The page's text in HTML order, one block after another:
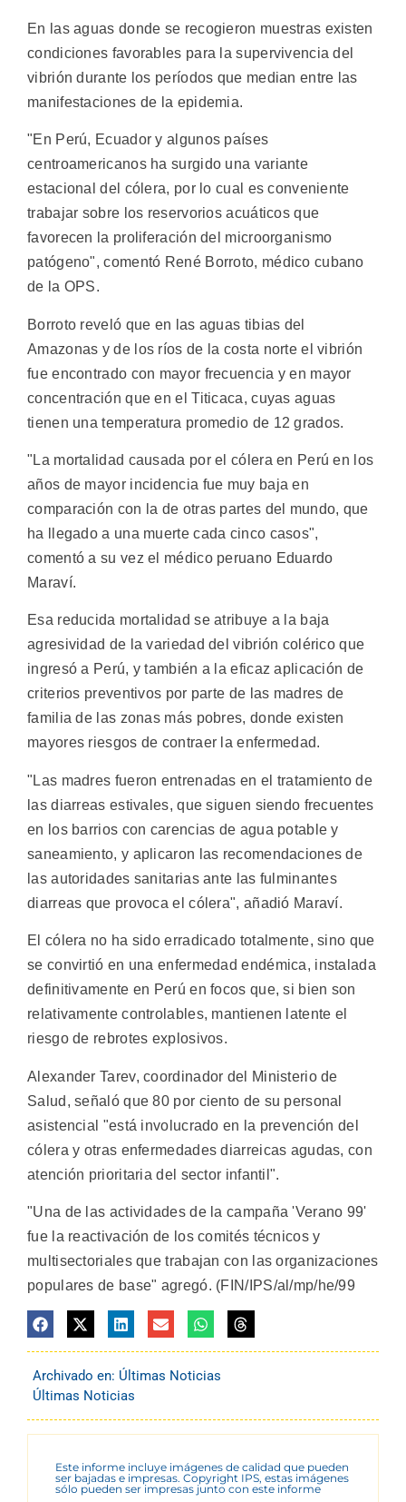
En las aguas donde se recogieron muestras existen
condiciones favorables para la supervivencia del
vibrión durante los períodos que median entre las
manifestaciones de la epidemia.
"En Perú, Ecuador y algunos países
centroamericanos ha surgido una variante
estacional del cólera, por lo cual es conveniente
trabajar sobre los reservorios acuáticos que
favorecen la proliferación del microorganismo
patógeno", comentó René Borroto, médico cubano
de la OPS.
Borroto reveló que en las aguas tibias del
Amazonas y de los ríos de la costa norte el vibrión
fue encontrado con mayor frecuencia y en mayor
concentración que en el Titicaca, cuyas aguas
tienen una temperatura promedio de 12 grados.
"La mortalidad causada por el cólera en Perú en los
años de mayor incidencia fue muy baja en
comparación con la de otras partes del mundo, que
ha llegado a una muerte cada cinco casos",
comentó a su vez el médico peruano Eduardo
Maraví.
Esa reducida mortalidad se atribuye a la baja
agresividad de la variedad del vibrión colérico que
ingresó a Perú, y también a la eficaz aplicación de
criterios preventivos por parte de las madres de
familia de las zonas más pobres, donde existen
mayores riesgos de contraer la enfermedad.
"Las madres fueron entrenadas en el tratamiento de
las diarreas estivales, que siguen siendo frecuentes
en los barrios con carencias de agua potable y
saneamiento, y aplicaron las recomendaciones de
las autoridades sanitarias ante las fulminantes
diarreas que provoca el cólera", añadió Maraví.
El cólera no ha sido erradicado totalmente, sino que
se convirtió en una enfermedad endémica, instalada
definitivamente en Perú en focos que, si bien son
relativamente controlables, mantienen latente el
riesgo de rebrotes explosivos.
Alexander Tarev, coordinador del Ministerio de
Salud, señaló que 80 por ciento de su personal
asistencial "está involucrado en la prevención del
cólera y otras enfermedades diarreicas agudas, con
atención prioritaria del sector infantil".
"Una de las actividades de la campaña 'Verano 99'
fue la reactivación de los comités técnicos y
multisectoriales que trabajan con las organizaciones
populares de base" agregó. (FIN/IPS/al/mp/he/99
Archivado en: Últimas Noticias
Últimas Noticias
Este informe incluye imágenes de calidad que pueden
ser bajadas e impresas. Copyright IPS, estas imágenes
sólo pueden ser impresas junto con este informe